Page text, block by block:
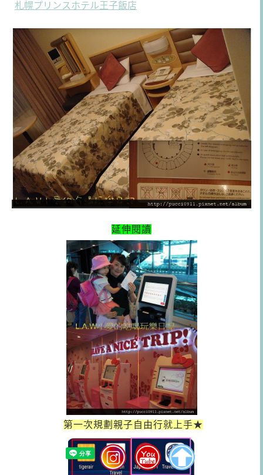
札幌プリンスホテル王子飯店
延伸閱讀
第一次規劃親子自由行就上手★